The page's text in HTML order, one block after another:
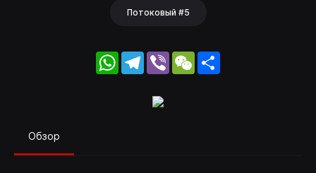
Потоковый #5
WhatsApp
Telegram
Viber WeChat
Обзор